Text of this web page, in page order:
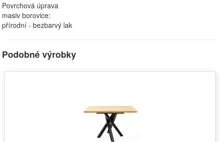
Povrchová úprava
masiv borovice:
přírodní - bezbarvý lak
Podobné výrobky